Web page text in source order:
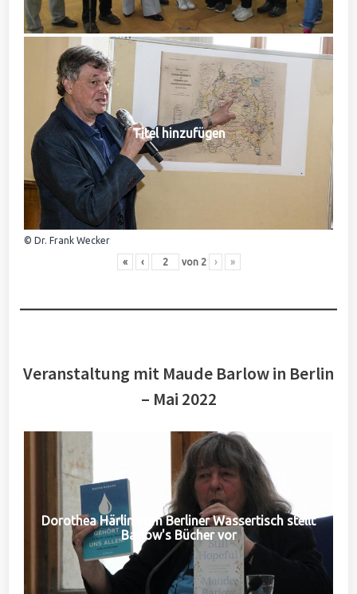
Titel hinzufügen
© Dr. Frank Wecker
« ‹ von 2 › »
Veranstaltung mit Maude Barlow in Berlin
– Mai 2022
Dorothea Härlin vom Berliner Wassertisch stellt
Barlow's Bücher vor